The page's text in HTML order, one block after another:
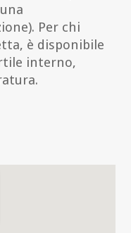
Per chi
è disponibile
interno,